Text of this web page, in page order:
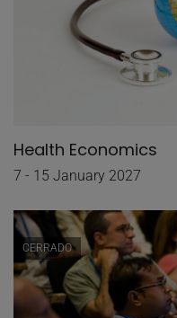
Health Economics
7 - 15 January 2027
CERRADO